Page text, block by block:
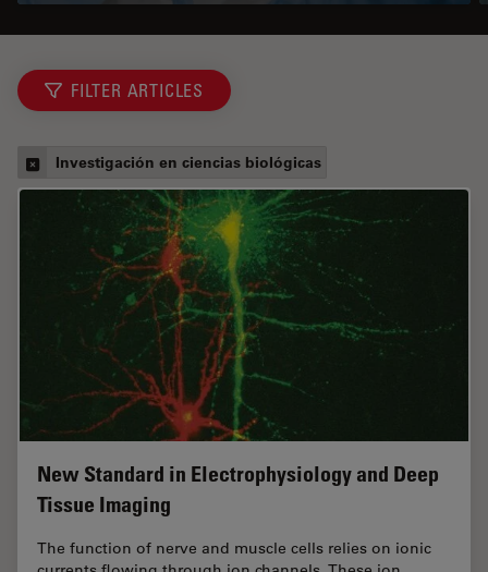
FILTER ARTICLES
Investigación en ciencias biológicas
New Standard in Electrophysiology and Deep
Tissue Imaging
The function of nerve and muscle cells relies on ionic